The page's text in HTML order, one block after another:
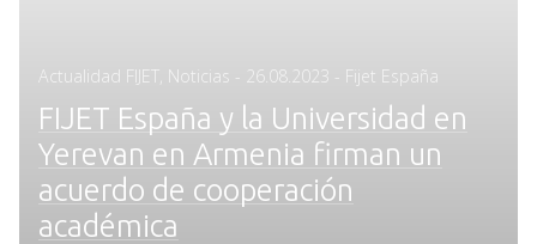
Actualidad FIJET Noticias - Posted
on
26.08.2023 - Fijet España
FIJET España y la Universidad en
Yerevan en Armenia firman un
acuerdo de cooperación
académica